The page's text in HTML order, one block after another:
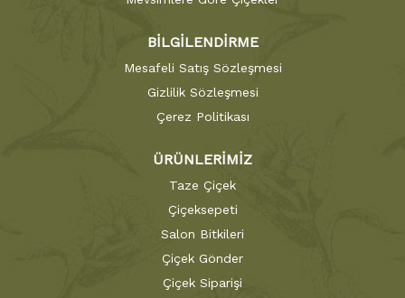
BİLGİLENDİRME
Mesafeli Satış Sözleşmesi
Gizlilik Sözleşmesi
Çerez Politikası
ÜRÜNLERİMİZ
Taze Çiçek
Çiçeksepeti
Salon Bitkileri
Çiçek Gönder
Çiçek Siparişi